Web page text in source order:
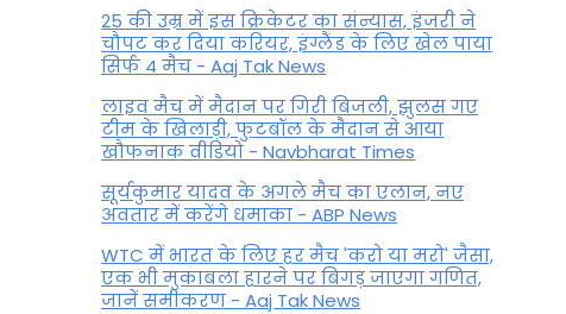
25 की उम्र में इस क्रिकेटर का संन्यास, इंजरी ने
चौपट कर दिया करियर, इंग्लैंड के लिए खेल पाया
सिर्फ 4 मैच - Aaj Tak News
लाइव मैच में मैदान पर गिरी बिजली, झुलस गए
टीम के खिलाड़ी, फुटबॉल के मैदान से आया
खौफनाक वीडियो - Navbharat Times
सूर्यकुमार यादव के अगले मैच का एलान, नए
अवतार में करेंगे धमाका - ABP News
WTC में भारत के लिए हर मैच 'करो या मरो' जैसा,
एक भी मुकाबला हारने पर बिगड़ जाएगा गण‍ित,
जानें समीकरण - Aaj Tak News